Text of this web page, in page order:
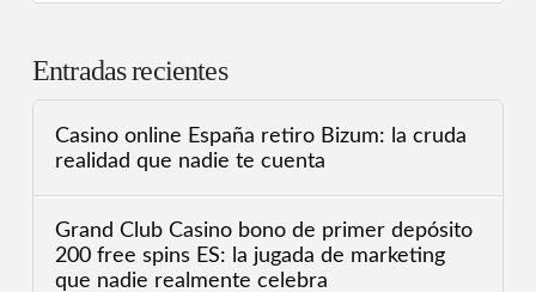
Entradas recientes
Casino online España retiro Bizum: la cruda
realidad que nadie te cuenta
Grand Club Casino bono de primer depósito
200 free spins ES: la jugada de marketing
que nadie realmente celebra